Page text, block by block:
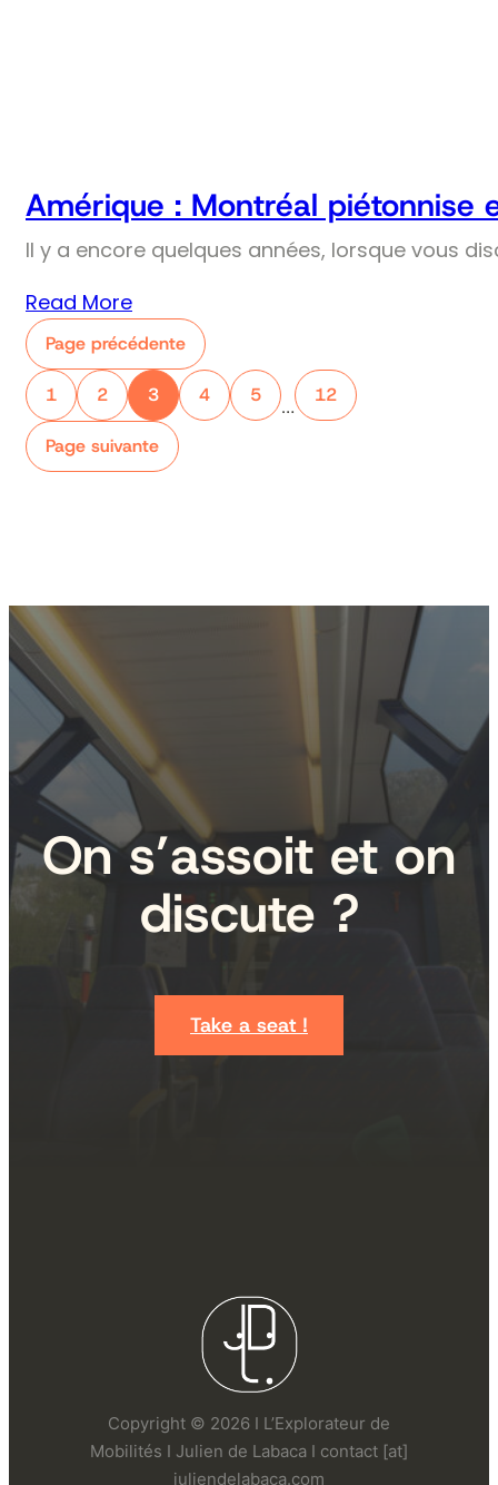
Amérique : Montréal piétonnise
Il y a encore quelques années, lorsque vous
Read More
Page précédente
1 2 3 4 5
…
12
Page suivante
On s’assoit et on
discute ?
Take a seat !
Copyright © 2026 I L’Explorateur de
Mobilités I Julien de Labaca I contact [at]
juliendelabaca.com